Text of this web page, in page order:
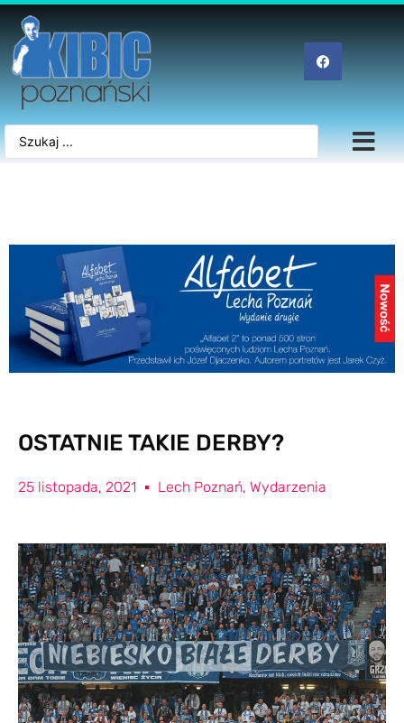
OSTATNIE TAKIE DERBY?
25 listopada, 2021 Lech Poznań, Wydarzenia